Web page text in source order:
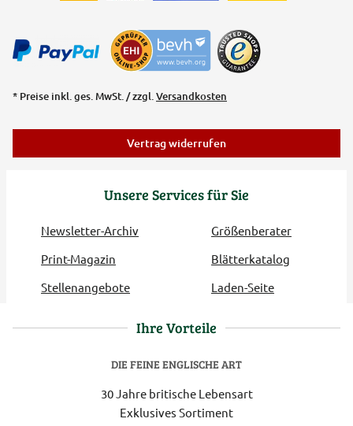
Unsere Services für Sie
Newsletter-Archiv
Größenberater
Print-Magazin
Blätterkatalog
Stellenangebote
Laden-Seite
* Preise inkl. ges. MwSt. / zzgl.Versandkosten
Vertrag widerrufen
Ihre Vorteile
DIE FEINE ENGLISCHE ART
30 Jahre britische Lebensart
Exklusives Sortiment